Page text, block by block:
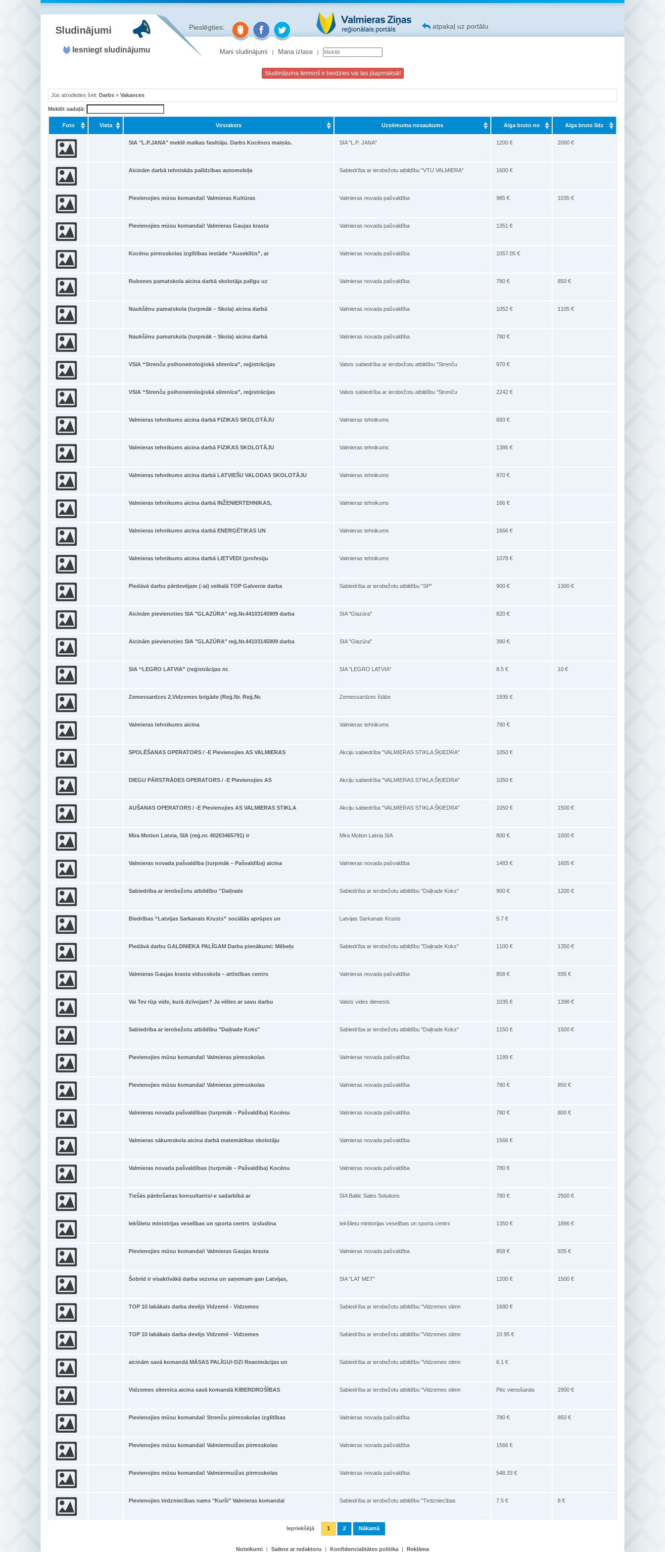
Sludinājumi atpakaļ uz portālu
Pieslēgties:
Iesniegt sludinājumu Mani sludinājumi Mana izlase
Sludinājuma termiņš ir beidzies vai tas jāapmaksā!
Jūs atrodieties šeit: Darbs » Vakances
Meklēt sadaļā:
Foto Vieta Virsraksts Uzņēmuma nosaukums Alga bruto no Alga bruto līdz
SIA "L.P.JANA" meklē malkas fasētāju. Darbs Kocēnos maiņās. SIA "L.P. JANA" 1200 € 2000 €
Aicinām darbā tehniskās palīdzības automobiļa Sabiedrība ar ierobežotu atbildību "VTU VALMIERA" 1600 €
Pievienojies mūsu komandai! Valmieras Kultūras Valmieras novada pašvaldība 985 € 1035 €
Pievienojies mūsu komandai! Valmieras Gaujas krasta Valmieras novada pašvaldība 1351 €
Kocēnu pirmsskolas izglītības iestāde “Auseklītis”, ar Valmieras novada pašvaldība 1057.05 €
Rubenes pamatskola aicina darbā skolotāja palīgu uz Valmieras novada pašvaldība 780 € 850 €
Naukšēnu pamatskola (turpmāk – Skola) aicina darbā Valmieras novada pašvaldība 1052 € 1105 €
Naukšēnu pamatskola (turpmāk – Skola) aicina darbā Valmieras novada pašvaldība 780 €
VSIA “Strenču psihoneiroloģiskā slimnīca”, reģistrācijas Valsts sabiedrība ar ierobežotu atbildību "Strenču 970 €
VSIA “Strenču psihoneiroloģiskā slimnīca”, reģistrācijas Valsts sabiedrība ar ierobežotu atbildību "Strenču 2242 €
Valmieras tehnikums aicina darbā FIZIKAS SKOLOTĀJU Valmieras tehnikums 693 €
Valmieras tehnikums aicina darbā FIZIKAS SKOLOTĀJU Valmieras tehnikums 1386 €
Valmieras tehnikums aicina darbā LATVIEŠU VALODAS SKOLOTĀJU Valmieras tehnikums 970 €
Valmieras tehnikums aicina darbā INŽENIERTEHNIKAS, Valmieras tehnikums 166 €
Valmieras tehnikums aicina darbā ENERĢĒTIKAS UN Valmieras tehnikums 1666 €
Valmieras tehnikums aicina darbā LIETVEDI (profesiju Valmieras tehnikums 1078 €
Piedāvā darbu pārdevējam (-ai) veikalā TOP Galvenie darba Sabiedrība ar ierobežotu atbildību "SP" 900 € 1300 €
Aicinām pievienoties SIA "GLAZŪRA" reģ.Nr.44103145909 darba SIA "Glazūra" 820 €
Aicinām pievienoties SIA "GLAZŪRA" reģ.Nr.44103145909 darba SIA "Glazūra" 390 €
SIA “LEGRO LATVIA” (reģistrācijas nr. SIA "LEGRO LATVIA" 8.5 € 10 €
Zemessardzes 2.Vidzemes brigāde (Reģ.Nr. Reģ.Nr. Zemessardzes štābs 1935 €
Valmieras tehnikums aicina Valmieras tehnikums 780 €
SPOLĒŠANAS OPERATORS / -E Pievienojies AS VALMIERAS Akciju sabiedrība "VALMIERAS STIKLA ŠĶIEDRA" 1050 €
DIEGU PĀRSTRĀDES OPERATORS / -E Pievienojies AS Akciju sabiedrība "VALMIERAS STIKLA ŠĶIEDRA" 1050 €
AUŠANAS OPERATORS / -E Pievienojies AS VALMIERAS STIKLA Akciju sabiedrība "VALMIERAS STIKLA ŠĶIEDRA" 1050 € 1500 €
Mira Motion Latvia, SIA (reģ.nr. 40203465791) ir Mira Motion Latvia SIA 800 € 1000 €
Valmieras novada pašvaldība (turpmāk – Pašvaldība) aicina Valmieras novada pašvaldība 1483 € 1605 €
Sabiedrība ar ierobežotu atbildību ''Daiļrade Sabiedrība ar ierobežotu atbildību "Daiļrade Koks" 900 € 1200 €
Biedrības “Latvijas Sarkanais Krusts” sociālās aprūpes un Latvijas Sarkanais Krusts 5.7 €
Piedāvā darbu GALDNIEKA PALĪGAM Darba pienākumi: Mēbeļu Sabiedrība ar ierobežotu atbildību "Daiļrade Koks" 1100 € 1350 €
Valmieras Gaujas krasta vidusskola – attīstības centrs Valmieras novada pašvaldība 858 € 935 €
Vai Tev rūp vide, kurā dzīvojam? Ja vēlies ar savu darbu Valsts vides dienests 1035 € 1398 €
Sabiedrība ar ierobežotu atbildību "Daiļrade Koks" Sabiedrība ar ierobežotu atbildību "Daiļrade Koks" 1150 € 1500 €
Pievienojies mūsu komandai! Valmieras pirmsskolas Valmieras novada pašvaldība 1189 €
Pievienojies mūsu komandai! Valmieras pirmsskolas Valmieras novada pašvaldība 780 € 850 €
Valmieras novada pašvaldības (turpmāk – Pašvaldība) Kocēnu Valmieras novada pašvaldība 780 € 800 €
Valmieras sākumskola aicina darbā matemātikas skolotāju Valmieras novada pašvaldība 1566 €
Valmieras novada pašvaldības (turpmāk – Pašvaldība) Kocēnu Valmieras novada pašvaldība 780 €
Tiešās pārdošanas konsultants/-e sadarbībā ar SIA Baltic Sales Solutions 780 € 2500 €
Iekšlietu ministrijas veselības un sporta centrs izsludina Iekšlietu ministrijas veselības un sporta centrs 1350 € 1896 €
Pievienojies mūsu komandai! Valmieras Gaujas krasta Valmieras novada pašvaldība 858 € 935 €
Šobrīd ir visaktīvākā darba sezona un saņemam gan Latvijas, SIA "LAT MET" 1200 € 1500 €
TOP 10 labākais darba devējs Vidzemē - Vidzemes Sabiedrība ar ierobežotu atbildību "Vidzemes slimn 1680 €
TOP 10 labākais darba devējs Vidzemē - Vidzemes Sabiedrība ar ierobežotu atbildību "Vidzemes slimn 10.95 €
aicinām savā komandā MĀSAS PALĪGU/-DZI Reanimācijas un Sabiedrība ar ierobežotu atbildību "Vidzemes slimn 6.1 €
Vidzemes slimnīca aicina savā komandā KIBERDROŠĪBAS Sabiedrība ar ierobežotu atbildību "Vidzemes slimn Pēc vienošanās 2900 €
Pievienojies mūsu komandai! Strenču pirmsskolas izglītības Valmieras novada pašvaldība 780 € 850 €
Pievienojies mūsu komandai! Valmiermuižas pirmsskolas Valmieras novada pašvaldība 1566 €
Pievienojies mūsu komandai! Valmiermuižas pirmsskolas Valmieras novada pašvaldība 548.33 €
Pievienojies tirdzniecības nams "Kurši" Valmieras komandai Sabiedrība ar ierobežotu atbildību "Tirdzniecības 7.5 € 8 €
Iepriekšējā 1 2 Nākamā
Noteikumi | Saikne ar redaktoru | Konfidencialitātes politika | Reklāma